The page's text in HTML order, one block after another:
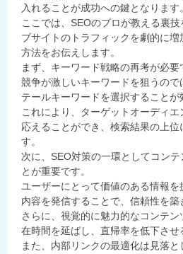
入れることが成功への鍵となります。
ここでは、SEOのプロが教える裏
ブサイトのトラフィックを劇的に
方法をお伝えします。
まず、キーワード戦略の再考が必要
競争が激しいキーワードを狙うの
テールキーワードを選択することが
これにより、ターゲットオーディ
応えることができ、検索結果の上位
す。
次に、SEO対策の一環としてコン
とが重要です。
ユーザーにとって価値のある情報
内容を発信することで、信頼性を築
さらに、視覚的に魅力的なコンテ
在時間を延ばし、直帰率を低下させ
また、内部リンクの最適化は見落